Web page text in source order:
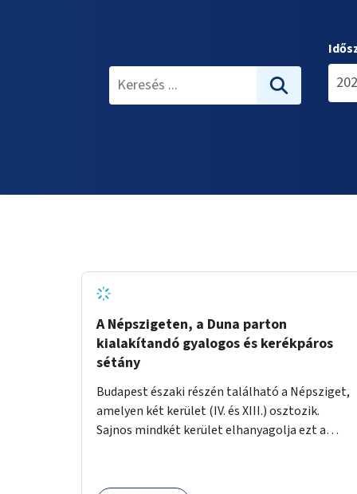
A Népszigeten, a Duna parton
kialakítandó gyalogos és kerékpáros
sétány
Budapest északi részén található a Népsziget,
amelyen két kerület (IV. és XIII.) osztozik.
Sajnos mindkét kerület elhanyagolja ezt a
felől a gyalogos és kerékpáros forgalom egy